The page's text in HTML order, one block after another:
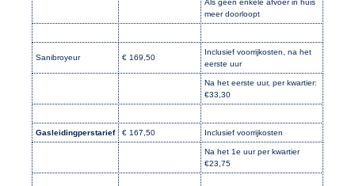
Als geen enkele afvoer in huis
meer doorloopt
Sanibroyeur € 169,50
Inclusief voorrijkosten, na het
eerste uur
Na het eerste uur, per kwartier:
€33,30
Gasleidingperstarief € 167,50 Inclusief voorrijkosten
Na het 1e uur per kwartier
€23,75